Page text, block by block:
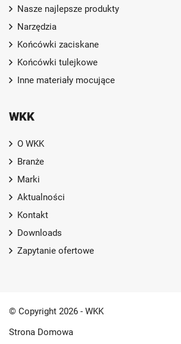
Nasze najlepsze produkty
Narzędzia
Końcówki zaciskane
Końcówki tulejkowe
Inne materiały mocujące
WKK
O WKK
Branże
Marki
Aktualności
Kontakt
Downloads
Zapytanie ofertowe
© Copyright 2026 - WKK
Strona Domowa